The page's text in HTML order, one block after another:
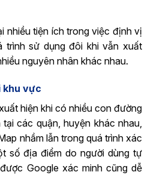
nhiều tiện ích trong việc định vị
trình sử dụng đôi khi vẫn xuất
nguyên nhân khác nhau.
khu vực
hiện khi có nhiều con đường
các quận, huyện khác nhau,
nhầm lẫn trong quá trình xác
số địa điểm do người dùng tự
Google xác minh cũng dễ